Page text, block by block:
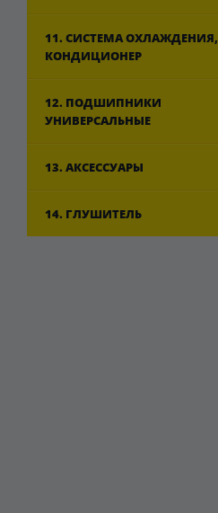
11. СИСТЕМА ОХЛАЖДЕНИЯ,
КОНДИЦИОНЕР
12. ПОДШИПНИКИ
УНИВЕРСАЛЬНЫЕ
13. АКСЕССУАРЫ
14. ГЛУШИТЕЛЬ